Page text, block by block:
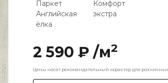
Паркет
Английская
ёлка
Комфорт
экстра
2 590 ₽ /м2
Цены носят рекомендательный характер для розничных